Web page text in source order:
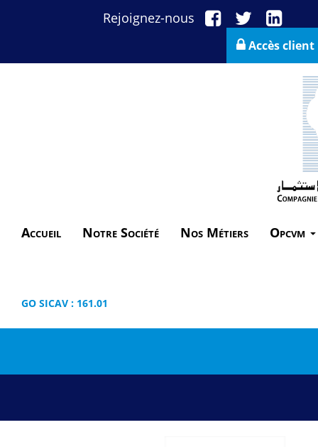
Rejoignez-nous
Accès client
Accueil Notre Société Nos Métiers Opcvm
GO SICAV : 161.01